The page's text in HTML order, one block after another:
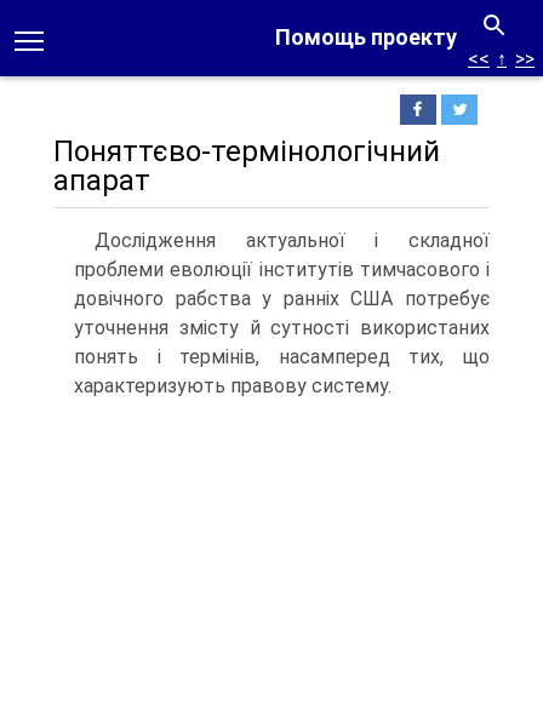
Помощь проекту
<< ↑ >>
Поняттєво-термінологічний
апарат
Дослідження актуальної і складної
проблеми еволюції інститутів тимчасового і
довічного рабства у ранніх США потребує
уточнення змісту й сутності використаних
понять і термінів, насамперед тих, що
характеризують правову систему.